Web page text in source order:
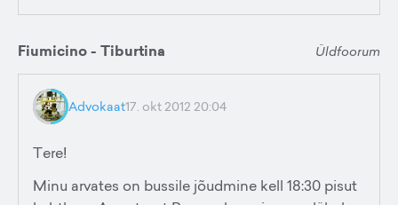
Fiumicino - Tiburtina Üldfoorum
Advokaat17. okt 2012 20:04
Tere!
Minu arvates on bussile jõudmine kell 18:30 pisut